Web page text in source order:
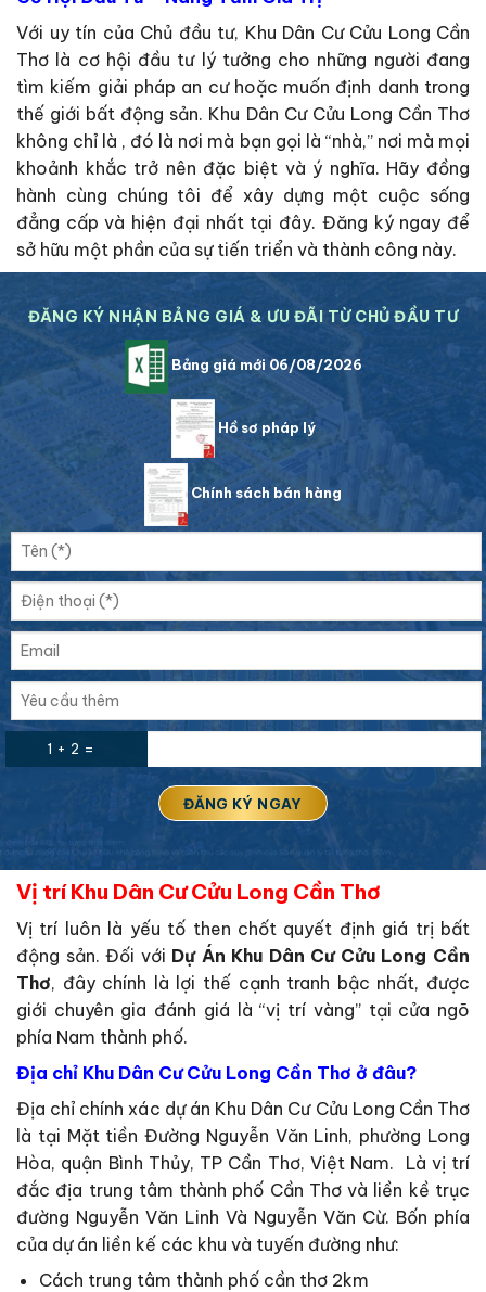
Với uy tín của Chủ đầu tư, Khu Dân Cư Cửu Long Cần
Thơ là cơ hội đầu tư lý tưởng cho những người đang
tìm kiếm giải pháp an cư hoặc muốn định danh trong
thế giới bất động sản. Khu Dân Cư Cửu Long Cần Thơ
không chỉ là , đó là nơi mà bạn gọi là “nhà,” nơi mà mọi
khoảnh khắc trở nên đặc biệt và ý nghĩa. Hãy đồng
hành cùng chúng tôi để xây dựng một cuộc sống
đẳng cấp và hiện đại nhất tại đây. Đăng ký ngay để
sở hữu một phần của sự tiến triển và thành công này.
ĐĂNG KÝ NHẬN BẢNG GIÁ & ƯU ĐÃI TỪ CHỦ ĐẦU TƯ
Bảng giá mới 06/08/2026
Hồ sơ pháp lý
Chính sách bán hàng
1 + 2 =
Vị trí Khu Dân Cư Cửu Long Cần Thơ
Vị trí luôn là yếu tố then chốt quyết định giá trị bất
động sản. Đối với Dự Án Khu Dân Cư Cửu Long Cần
Thơ, đây chính là lợi thế cạnh tranh bậc nhất, được
giới chuyên gia đánh giá là “vị trí vàng” tại cửa ngõ
phía Nam thành phố.
Địa chỉ Khu Dân Cư Cửu Long Cần Thơ ở đâu?
Địa chỉ chính xác dự án Khu Dân Cư Cửu Long Cần Thơ
là tại Mặt tiền Đường Nguyễn Văn Linh, phường Long
Hòa, quận Bình Thủy, TP Cần Thơ, Việt Nam. Là vị trí
đắc địa trung tâm thành phố Cần Thơ và liền kề trục
đường Nguyễn Văn Linh Và Nguyễn Văn Cừ. Bốn phía
của dự án liền kế các khu và tuyến đường như:
Cách trung tâm thành phố cần thơ 2km